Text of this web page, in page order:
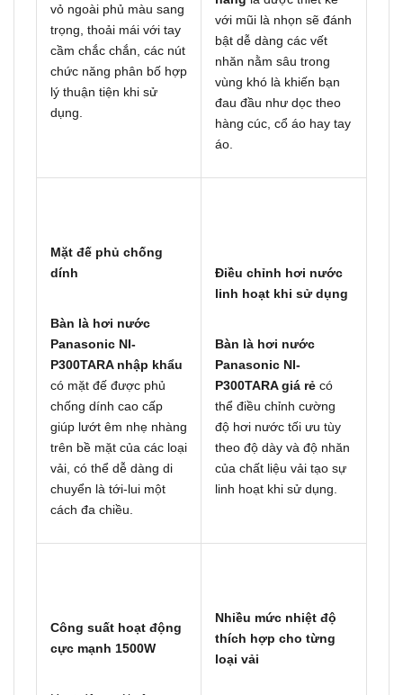
vỏ ngoài phủ màu sang
trọng, thoải mái với tay
cầm chắc chắn, các nút
chức năng phân bố hợp
lý thuận tiện khi sử
dụng.
với mũi là nhọn sẽ đánh
bật dễ dàng các vết
nhăn nằm sâu trong
vùng khó là khiến bạn
đau đầu như dọc theo
hàng cúc, cổ áo hay tay
áo.
Mặt đế phủ chống
dính
Bàn là hơi nước
Panasonic NI-
P300TARA nhập khẩu
có mặt đế được phủ
chống dính cao cấp
giúp lướt êm nhẹ nhàng
trên bề mặt của các loại
vải, có thể dễ dàng di
chuyển là tới-lui một
cách đa chiều.
Điều chỉnh hơi nước
linh hoạt khi sử dụng
Bàn là hơi nước
Panasonic NI-
P300TARA giá rẻ có
thể điều chỉnh cường
độ hơi nước tối ưu tùy
theo độ dày và độ nhăn
của chất liệu vải tạo sự
linh hoạt khi sử dụng.
Công suất hoạt động
cực mạnh 1500W
Nhiều mức nhiệt độ
thích hợp cho từng
loại vải